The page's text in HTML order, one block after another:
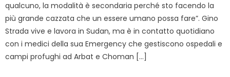
qualcuno, la modalità è secondaria perché sto facendo la
più grande cazzata che un essere umano possa fare”. Gino
Strada vive e lavora in Sudan, ma è in contatto quotidiano
con i medici della sua Emergency che gestiscono ospedali e
campi profughi ad Arbat e Choman […]